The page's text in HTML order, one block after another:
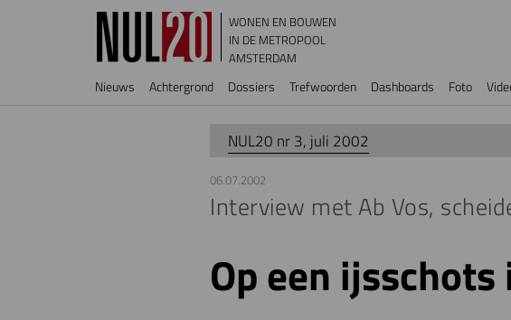
Overslaan en naar de inhoud gaan
WONEN EN BOUWEN
IN DE METROPOOL
AMSTERDAM
Hoofdnavigatie
Nieuws Achtergrond Dossiers Trefwoorden Dashboards Foto
NUL20 nr 3, juli 2002
06.07.2002
Interview met Ab Vos,
Op een